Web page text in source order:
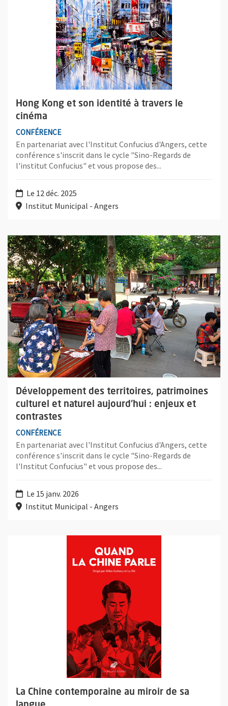
Hong Kong et son identité à travers le
cinéma
CONFÉRENCE
En partenariat avec l'Institut Confucius d'Angers, cette
conférence s'inscrit dans le cycle "Sino-Regards de
l'institut Confucius" et vous propose des...
Le 12 déc. 2025
Institut Municipal - Angers
Développement des territoires, patrimoines
culturel et naturel aujourd'hui : enjeux et
contrastes
CONFÉRENCE
En partenariat avec l'Institut Confucius d'Angers, cette
conférence s'inscrit dans le cycle "Sino-Regards de
l'Institut Confucius" et vous propose des...
Le 15 janv. 2026
Institut Municipal - Angers
Plus d'information sur l'évènement : Développement des
La Chine contemporaine au miroir de sa